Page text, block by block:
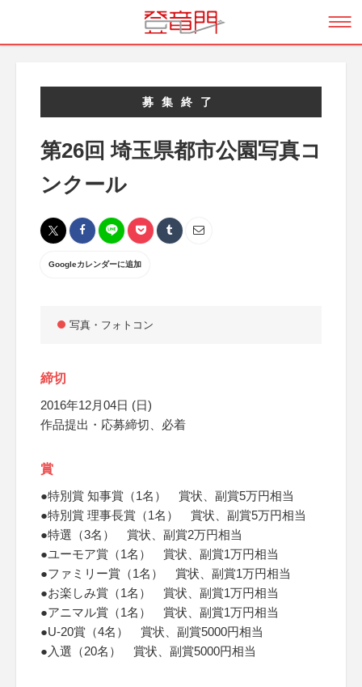
募集終了
第26回 埼玉県都市公園写真コ
ンクール
Googleカレンダーに追加
写真・フォトコン
締切
2016年12月04日 (日)
作品提出・応募締切、必着
賞
●特別賞 知事賞（1名） 賞状、副賞5万円相当
●特別賞 理事長賞（1名） 賞状、副賞5万円相当
●特選（3名） 賞状、副賞2万円相当
●ユーモア賞（1名） 賞状、副賞1万円相当
●ファミリー賞（1名） 賞状、副賞1万円相当
●お楽しみ賞（1名） 賞状、副賞1万円相当
●アニマル賞（1名） 賞状、副賞1万円相当
●U-20賞（4名） 賞状、副賞5000円相当
●入選（20名） 賞状、副賞5000円相当